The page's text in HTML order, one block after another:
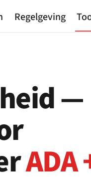
Regelgeving
—
ADA